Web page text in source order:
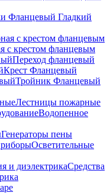
Фланцевый Гладкий
с крестом фланцевым
Переход фланцевый
Крест Фланцевый
Тройник Фланцевый
Лестницы пожарные
Водопенное
Генераторы пены
Осветительные
Средства